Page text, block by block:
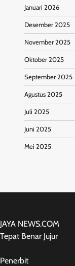
Januari 2026
Desember 2025
November 2025
Oktober 2025
September 2025
Agustus 2025
Juli 2025
Juni 2025
Mei 2025
JAYA NEWS.COM
Tepat Benar Jujur
Penerbit